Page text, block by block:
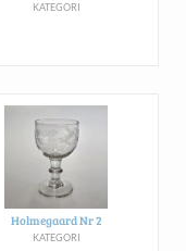
KATEGORI
Holmegaard Nr 2
KATEGORI